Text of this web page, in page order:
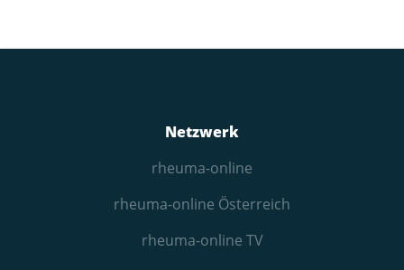
Netzwerk
rheuma-online
rheuma-online Österreich
rheuma-online TV